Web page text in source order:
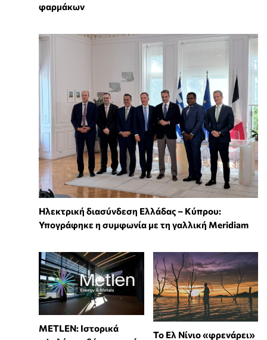
φαρμάκων
Ηλεκτρική διασύνδεση Ελλάδας – Κύπρου:
Υπογράφηκε η συμφωνία με τη γαλλική Meridiam
METLEN: Ιστορικά
Το Ελ Νίνιο «φρενάρει»